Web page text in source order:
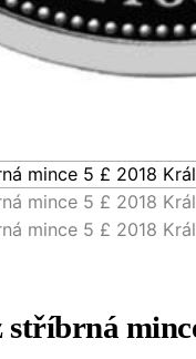
stříbrná